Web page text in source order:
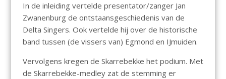
In de inleiding vertelde presentator/zanger Jan
Zwanenburg de ontstaansgeschiedenis van de
Delta Singers. Ook vertelde hij over de historische
band tussen (de vissers van) Egmond en IJmuiden.
Vervolgens kregen de Skarrebekke het podium. Met
de Skarrebekke-medley zat de stemming er